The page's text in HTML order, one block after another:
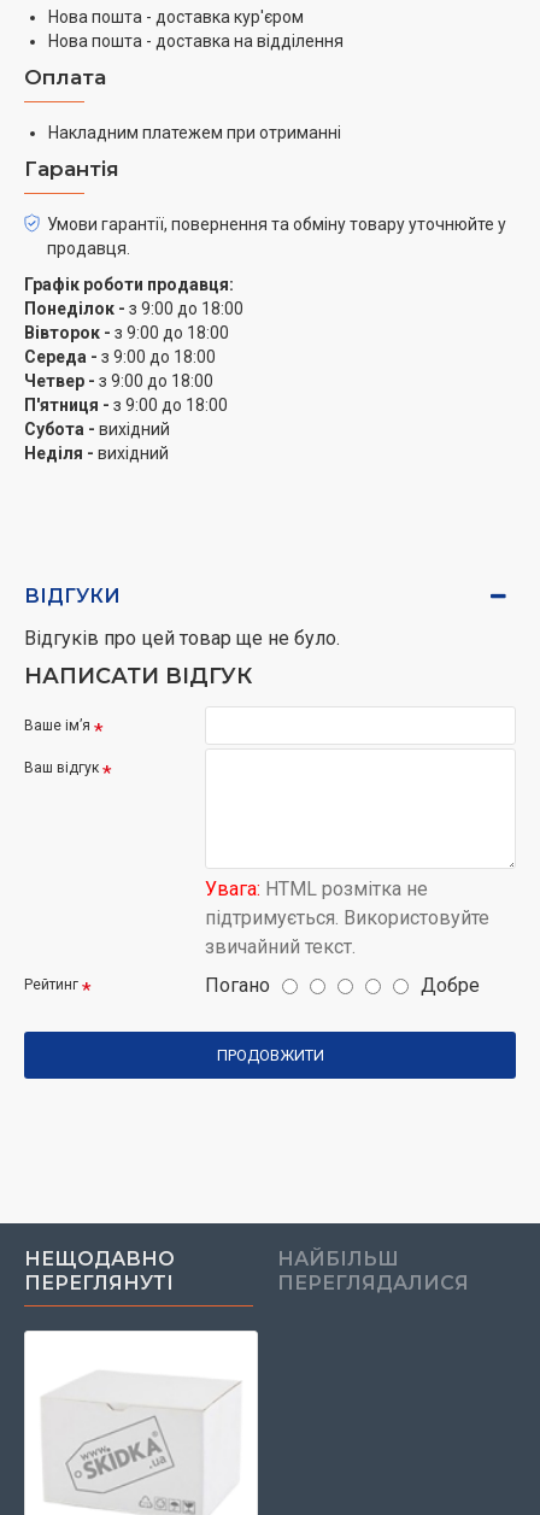
Нова пошта - доставка кур'єром
Нова пошта - доставка на відділення
Оплата
Накладним платежем при отриманні
Гарантія
Умови гарантії, повернення та обміну товару уточнюйте у
продавця.
Графік роботи продавця:
Понеділок - з 9:00 до 18:00
Вівторок - з 9:00 до 18:00
Середа - з 9:00 до 18:00
Четвер - з 9:00 до 18:00
П'ятниця - з 9:00 до 18:00
Субота - вихідний
Неділя - вихідний
ВІДГУКИ
Відгуків про цей товар ще не було.
НАПИСАТИ ВІДГУК
Ваше ім’я
Ваш відгук
Увага: HTML розмітка не
підтримується. Використовуйте
звичайний текст.
Рейтинг Погано Добре
ПРОДОВЖИТИ
НЕЩОДАВНО
ПЕРЕГЛЯНУТІ
НАЙБІЛЬШ
ПЕРЕГЛЯДАЛИСЯ